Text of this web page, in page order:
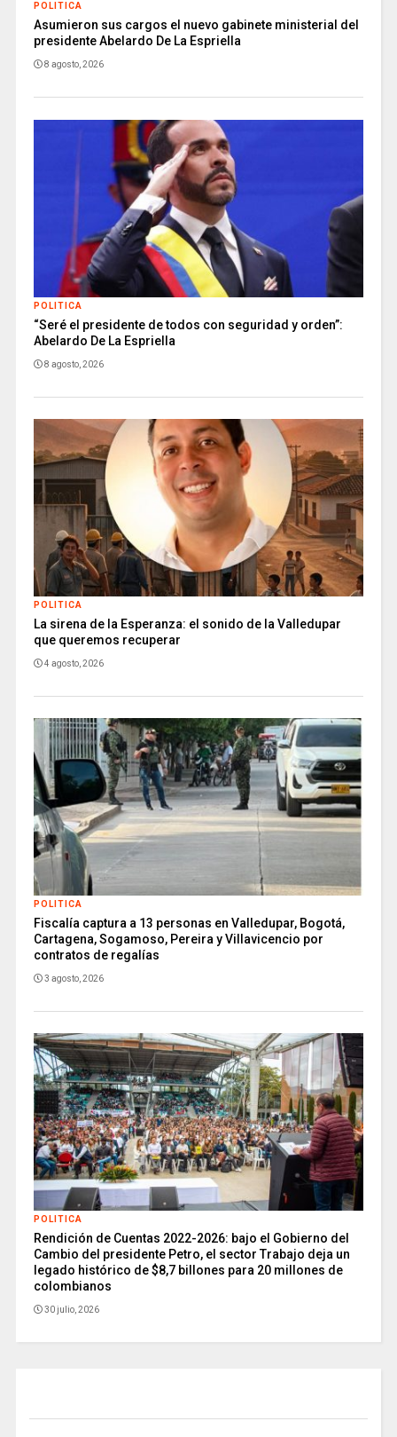
POLITICA
Asumieron sus cargos el nuevo gabinete ministerial del
presidente Abelardo De La Espriella
8 agosto, 2026
POLITICA
“Seré el presidente de todos con seguridad y orden”:
Abelardo De La Espriella
8 agosto, 2026
POLITICA
La sirena de la Esperanza: el sonido de la Valledupar
que queremos recuperar
4 agosto, 2026
POLITICA
Fiscalía captura a 13 personas en Valledupar, Bogotá,
Cartagena, Sogamoso, Pereira y Villavicencio por
contratos de regalías
3 agosto, 2026
POLITICA
Rendición de Cuentas 2022-2026: bajo el Gobierno del
Cambio del presidente Petro, el sector Trabajo deja un
legado histórico de $8,7 billones para 20 millones de
colombianos
30 julio, 2026